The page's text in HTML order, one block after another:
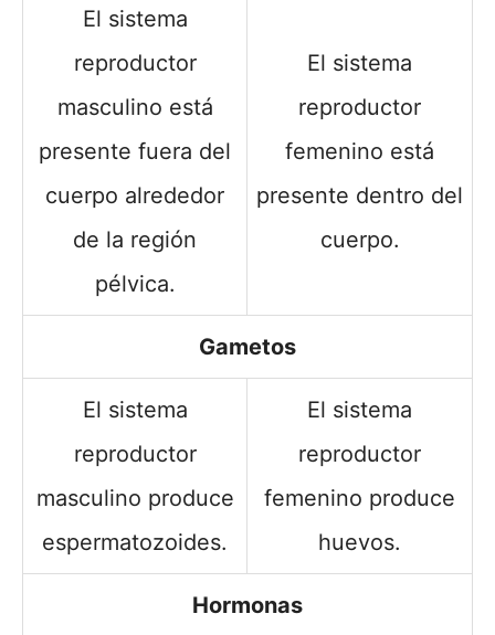
El sistema
reproductor
masculino está
presente fuera del
cuerpo alrededor
de la región
pélvica.
El sistema
reproductor
femenino está
presente dentro del
cuerpo.
Gametos
El sistema
reproductor
masculino produce
espermatozoides.
El sistema
reproductor
femenino produce
huevos.
Hormonas